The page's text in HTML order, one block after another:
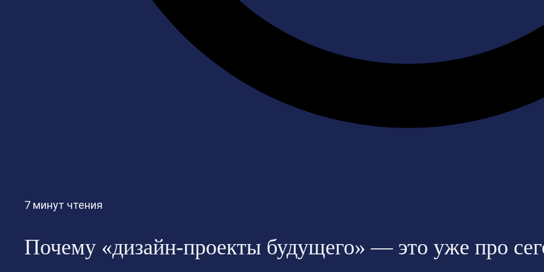
7 минут чтения
Почему «дизайн-проекты будущего» — это уже про